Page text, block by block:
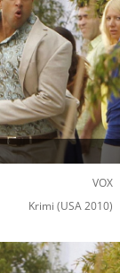
VOX
Krimi (USA 2010)